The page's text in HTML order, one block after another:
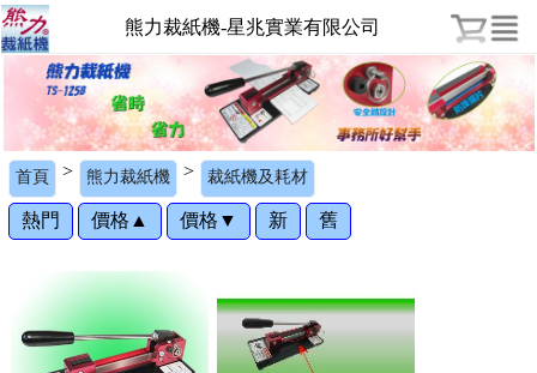
熊力裁紙機-星兆實業有限公司
1 2
首頁 > 熊力裁紙機 > 裁紙機及耗材
熱門 價格▲ 價格▼ 新 舊